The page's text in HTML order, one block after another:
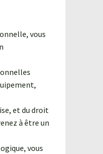
vous
et du droit
à être un
vous